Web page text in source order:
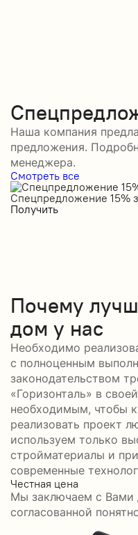
Наша компания
предложения.
менеджера.
Смотреть все
Спецпредложение 15%
Получить
Почему
дом у нас
Необходимо
с полноценным
законодательством
«Горизонталь» в
необходимым, чтобы
реализовать проект
используем только
стройматериалы и
современные
Честная цена
Мы заключаем с Вами
согласованной